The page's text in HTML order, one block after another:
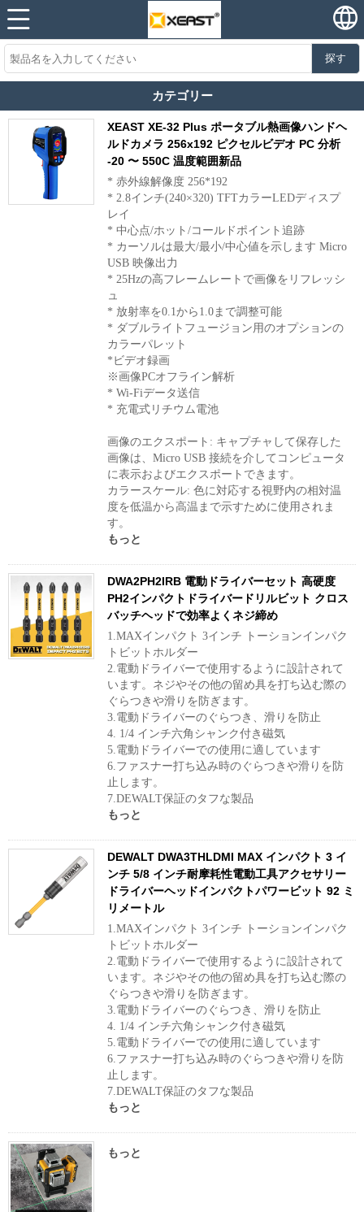
探す
カテゴリー
XEAST XE-32 Plus ポータブル熱画像ハンドヘ
ルドカメラ 256x192 ピクセルビデオ PC 分析
-20 〜 550C 温度範囲新品
* 赤外線解像度 256*192
* 2.8インチ(240×320) TFTカラーLEDディスプ
レイ
* 中心点/ホット/コールドポイント追跡
* カーソルは最大/最小/中心値を示します Micro
USB 映像出力
* 25Hzの高フレームレートで画像をリフレッシ
ュ
* 放射率を0.1から1.0まで調整可能
* ダブルライトフュージョン用のオプションの
カラーパレット
*ビデオ録画
※画像PCオフライン解析
* Wi-Fiデータ送信
* 充電式リチウム電池
画像のエクスポート: キャプチャして保存した
画像は、Micro USB 接続を介してコンピュータ
に表示およびエクスポートできます。
カラースケール: 色に対応する視野内の相対温
度を低温から高温まで示すために使用されま
す。
もっと
DWA2PH2IRB 電動ドライバーセット 高硬度
PH2インパクトドライバードリルビット クロス
バッチヘッドで効率よくネジ締め
1.MAXインパクト 3インチ トーションインパク
トビットホルダー
2.電動ドライバーで使用するように設計されて
います。ネジやその他の留め具を打ち込む際の
ぐらつきや滑りを防ぎます。
3.電動ドライバーのぐらつき、滑りを防止
4. 1/4 インチ六角シャンク付き磁気
5.電動ドライバーでの使用に適しています
6.ファスナー打ち込み時のぐらつきや滑りを防
止します。
7.DEWALT保証のタフな製品
もっと
DEWALT DWA3THLDMI MAX インパクト 3 イ
ンチ 5/8 インチ耐摩耗性電動工具アクセサリー
ドライバーヘッドインパクトパワービット 92 ミ
リメートル
1.MAXインパクト 3インチ トーションインパク
トビットホルダー
2.電動ドライバーで使用するように設計されて
います。ネジやその他の留め具を打ち込む際の
ぐらつきや滑りを防ぎます。
3.電動ドライバーのぐらつき、滑りを防止
4. 1/4 インチ六角シャンク付き磁気
5.電動ドライバーでの使用に適しています
6.ファスナー打ち込み時のぐらつきや滑りを防
止します。
7.DEWALT保証のタフな製品
もっと
もっと